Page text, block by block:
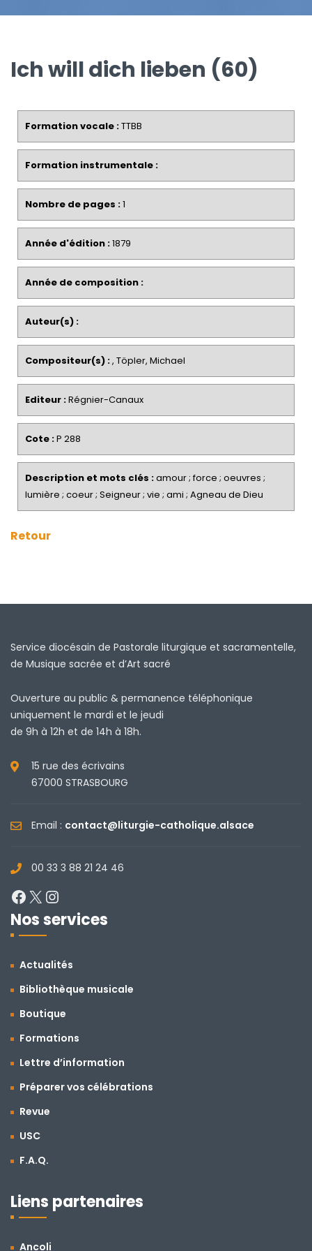
Ich will dich lieben (60)
Formation vocale :TTBB
Formation instrumentale :
Nombre de pages :1
Année d'édition :1879
Année de composition :
Auteur(s) :
Compositeur(s) :, Töpler, Michael
Editeur :Régnier-Canaux
Cote :P 288
Description et mots clés :amour ; force ; oeuvres ;
lumière ; coeur ; Seigneur ; vie ; ami ; Agneau de Dieu
Retour
Service diocésain de Pastorale liturgique et sacramentelle,
de Musique sacrée et d’Art sacré
Ouverture au public & permanence téléphonique
uniquement le mardi et le jeudi
de 9h à 12h et de 14h à 18h.
15 rue des écrivains
67000 STRASBOURG
Email : contact@liturgie-catholique.alsace
00 33 3 88 21 24 46
Facebook
X
Nos services
Actualités
Bibliothèque musicale
Boutique
Formations
Lettre d’information
Préparer vos célébrations
Revue
USC
F.A.Q.
Liens partenaires
Ancoli